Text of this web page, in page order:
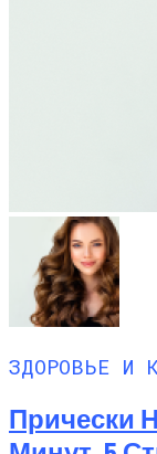
ЗДОРОВЬЕ И
Прически